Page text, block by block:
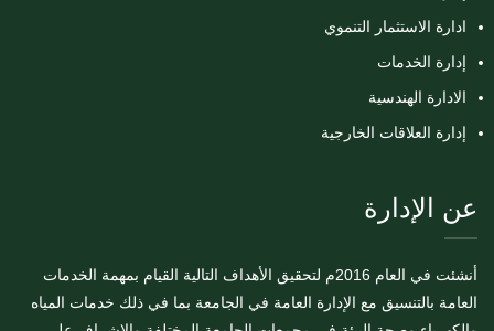
ادارة الاستثمار التنموي
إدارة الخدمات
الادارة الهندسية
إدارة العلاقات الخارجية
عن الإدارة
أنشئت في العام 2016م لتحقيق الأهداف التالية القيام بمهمة الخدمات
العامة بالتنسيق مع الإدارة العامة في الجامعة بما في ذلك خدمات المياه